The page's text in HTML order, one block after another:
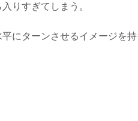
りすぎてしまう。
平にターンさせるイメージを